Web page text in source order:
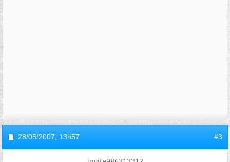
28/05/2007, 13h57 #3